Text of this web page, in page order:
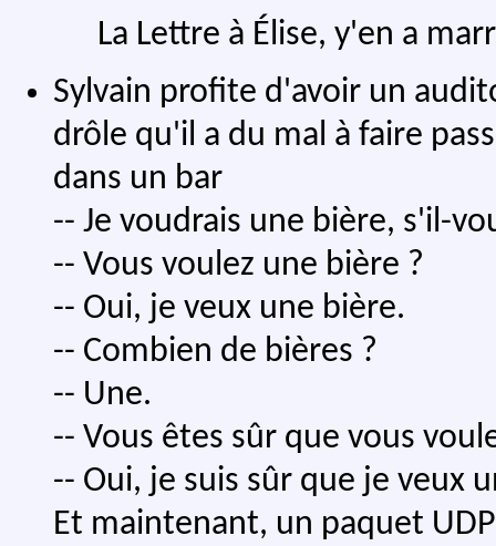
La Lettre à Élise, y'en a
Sylvain profite d'avoir un
drôle qu'il a du mal à faire
dans un bar
-- Je voudrais une bière, s'il-
-- Vous voulez une bière ?
-- Oui, je veux une bière.
-- Combien de bières ?
-- Une.
-- Vous êtes sûr que vous
-- Oui, je suis sûr que je veux
Et maintenant, un paquet